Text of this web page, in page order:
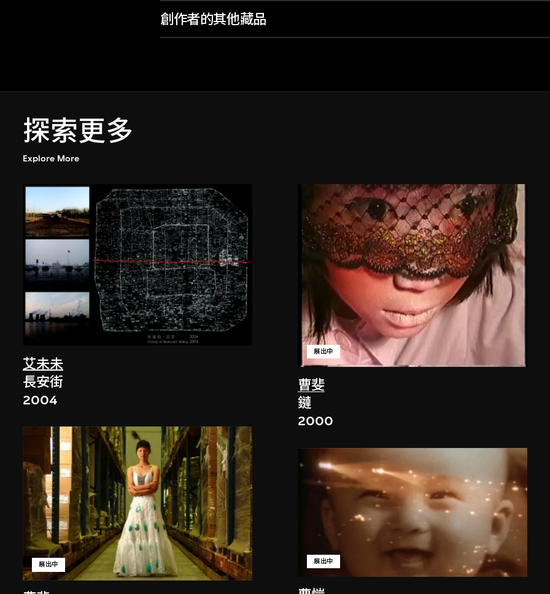
創作者的其他藏品
探索更多
Explore More
艾未未
長安街
2004
展出中
曹斐
展出中
鏈
2000
展出中